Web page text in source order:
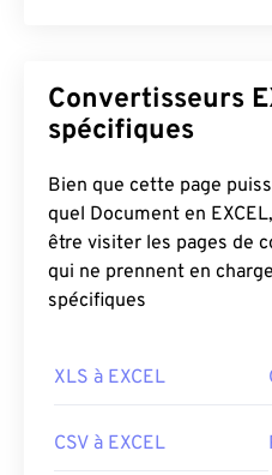
Convertisseurs EXCEL
spécifiques
Bien que cette page
quel Document en EXCEL, vous souhaiterez peut-
être visiter les pages de
qui ne prennent en
spécifiques
XLS à EXCEL
CSV à EXCEL